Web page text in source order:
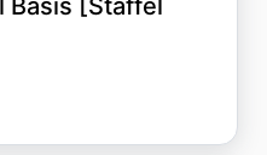
Basis [Staffel